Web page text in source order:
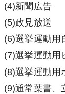
(4)新聞広告
(5)政見放送
(6)選挙運動用
(7)選挙運動用
(8)選挙運動用
(9)通常葉書、